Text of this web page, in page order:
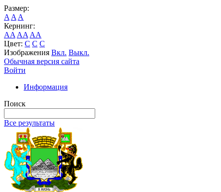
Размер:
A A A
Кернинг:
AA AA AA
Цвет: C C C
Изображения Вкл. Выкл.
Обычная версия сайта
Войти
Информация
Поиск
Все результаты